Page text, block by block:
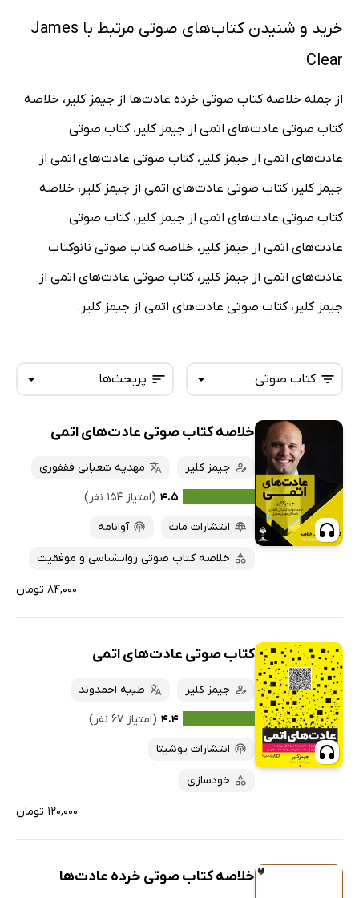
خرید و شنیدن کتاب‌های صوتی مرتبط با James
Clear
از جمله خلاصه کتاب صوتی خرده عادت‌ها از جیمز کلیر، خلاصه
کتاب صوتی عادت‌های اتمی از جیمز کلیر، کتاب صوتی
عادت‌های اتمی از جیمز کلیر، کتاب صوتی عادت‌های اتمی از
جیمز کلیر، کتاب صوتی عادت‌های اتمی از جیمز کلیر، خلاصه
کتاب صوتی عادت‌های اتمی از جیمز کلیر، کتاب صوتی
عادت‌های اتمی از جیمز کلیر، خلاصه کتاب صوتی نانوکتاب
عادت‌های اتمی از جیمز کلیر، کتاب صوتی عادت‌های اتمی از
جیمز کلیر، کتاب صوتی عادت‌های اتمی از جیمز کلیر.
پربحث‌ها
تازه‌ها
داغ‌ترین‌ها
پرفروش‌ها
پربحث‌ها
ارزان ترین‌ها
کتاب صوتی
همه کتاب‌ها
کتاب‌های صوتی
کتاب‌های متنی
خلاصه کتاب صوتی عادت‌های اتمی
جیمز کلیر
مهدیه شعبانی فقفوری
۴.۵ (امتیاز ۱۵۴ نفر)
انتشارات مات
آوانامه
خلاصه کتاب صوتی روانشناسی و موفقیت
۸۴,۰۰۰ تومان
کتاب صوتی عادت‌های اتمی
جیمز کلیر
طیبه احمدوند
۴.۴ (امتیاز ۶۷ نفر)
انتشارات یوشیتا
خودسازی
۱۲۰,۰۰۰ تومان
خلاصه کتاب صوتی خرده عادت‌ها